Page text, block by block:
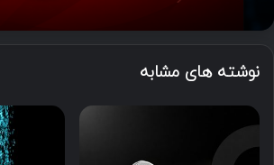
نوشته های مشابه